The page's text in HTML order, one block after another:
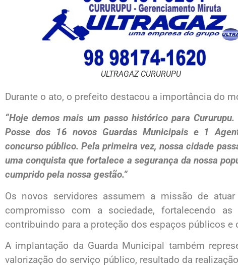
ULTRAGAZ CURURUPU
Durante o ato, o prefeito destacou a importância do
“Hoje demos mais um passo histórico para
Posse dos 16 novos Guardas Municipais e 1
concurso público. Pela primeira vez, nossa cidade
uma conquista que fortalece a segurança da nossa
cumprido pela nossa gestão.”
Os novos servidores assumem a missão de
compromisso com a sociedade, fortalecendo
contribuindo para a proteção dos espaços públicos e
A implantação da Guarda Municipal também
valorização do serviço público, resultado da